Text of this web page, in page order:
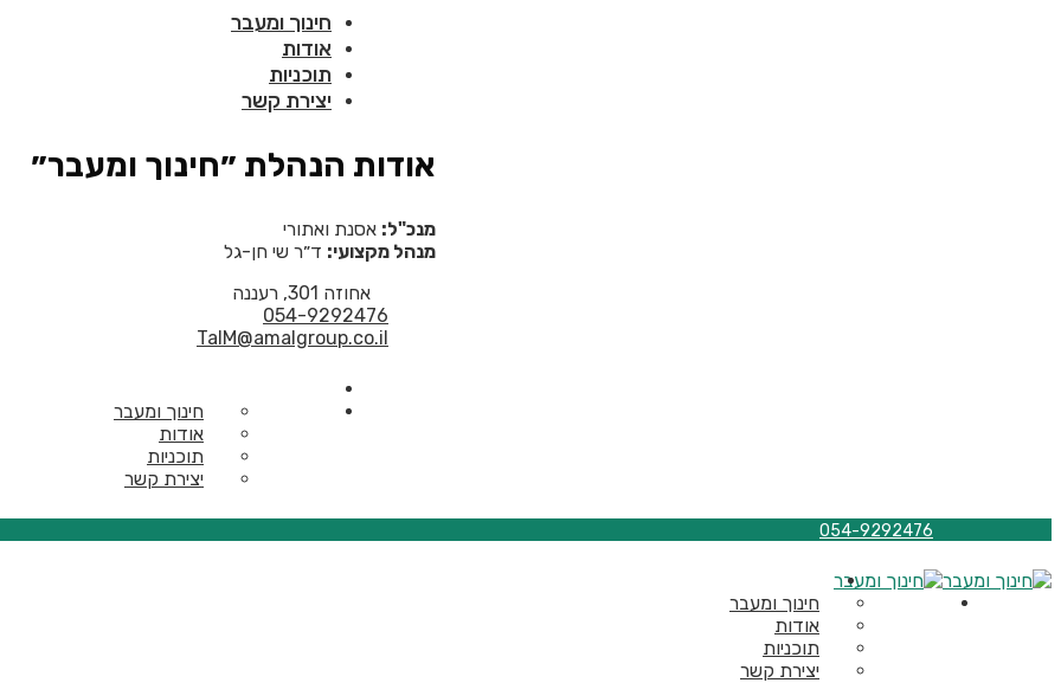
חינוך ומעבר
אודות
תוכניות
יצירת קשר
אודות הנהלת ״חינוך ומעבר״
מנכ"ל: אסנת ואתורי
מנהל מקצועי: ד״ר שי חן-גל
אחוזה 301, רעננה
054-9292476
TalM@amalgroup.co.il
חינוך ומעבר
אודות
תוכניות
יצירת קשר
054-9292476
חינוך ומעבר
אודות
תוכניות
יצירת קשר